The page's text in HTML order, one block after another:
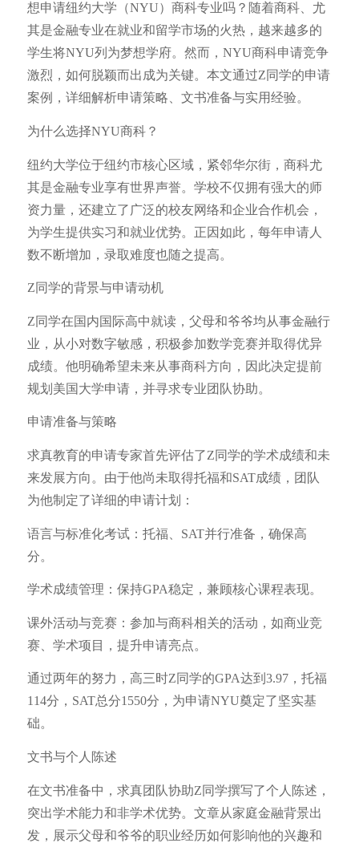
想申请纽约大学（NYU）商科专业吗？随着商科、尤
其是金融专业在就业和留学市场的火热，越来越多的
学生将NYU列为梦想学府。然而，NYU商科申请竞争
激烈，如何脱颖而出成为关键。本文通过Z同学的申请
案例，详细解析申请策略、文书准备与实用经验。
为什么选择NYU商科？
纽约大学位于纽约市核心区域，紧邻华尔街，商科尤
其是金融专业享有世界声誉。学校不仅拥有强大的师
资力量，还建立了广泛的校友网络和企业合作机会，
为学生提供实习和就业优势。正因如此，每年申请人
数不断增加，录取难度也随之提高。
Z同学的背景与申请动机
Z同学在国内国际高中就读，父母和爷爷均从事金融行
业，从小对数字敏感，积极参加数学竞赛并取得优异
成绩。他明确希望未来从事商科方向，因此决定提前
规划美国大学申请，并寻求专业团队协助。
申请准备与策略
求真教育的申请专家首先评估了Z同学的学术成绩和未
来发展方向。由于他尚未取得托福和SAT成绩，团队
为他制定了详细的申请计划：
语言与标准化考试：托福、SAT并行准备，确保高
分。
学术成绩管理：保持GPA稳定，兼顾核心课程表现。
课外活动与竞赛：参加与商科相关的活动，如商业竞
赛、学术项目，提升申请亮点。
通过两年的努力，高三时Z同学的GPA达到3.97，托福
114分，SAT总分1550分，为申请NYU奠定了坚实基
础。
文书与个人陈述
在文书准备中，求真团队协助Z同学撰写了个人陈述，
突出学术能力和非学术优势。文章从家庭金融背景出
发，展示父母和爷爷的职业经历如何影响他的兴趣和